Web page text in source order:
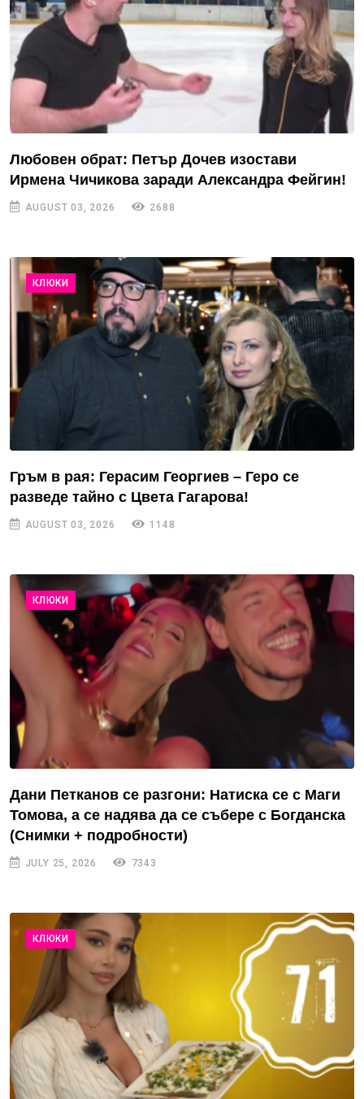
Любовен обрат: Петър Дочев изостави
Ирмена Чичикова заради Александра Фейгин!
AUGUST 03, 2026 2688
КЛЮКИ
Гръм в рая: Герасим Георгиев – Геро се
разведе тайно с Цвета Гагарова!
AUGUST 03, 2026 1148
КЛЮКИ
Дани Петканов се разгони: Натиска се с Маги
Томова, а се надява да се събере с Богданска
(Снимки + подробности)
JULY 25, 2026 7343
КЛЮКИ